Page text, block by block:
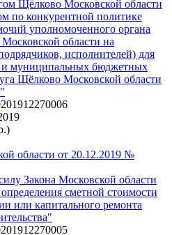
Щёлково Московской области
по конкурентной политике
уполномоченного органа
области на
исполнителей) для
и муниципальных бюджетных
Щёлково Московской области
области от 20.12.2019 №
Закона Московской области
сметной стоимости
или капитального ремонта